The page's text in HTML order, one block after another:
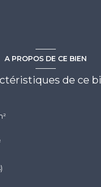
A PROPOS DE CE BIEN
de ce